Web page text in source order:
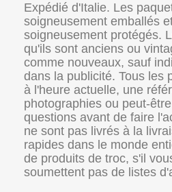
Expédié d'Italie. Les
soigneusement emballés
soigneusement protégés.
qu'ils sont anciens ou
comme nouveaux, sauf
dans la publicité. Tous les
à l'heure actuelle, une
photographies ou peut-
questions avant de faire
ne sont pas livrés à la
rapides dans le monde
de produits de troc, s'il
soumettent pas de listes